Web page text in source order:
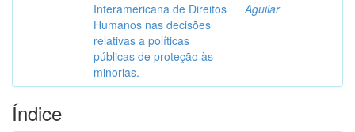
Interamericana de Direitos
Humanos nas decisões
relativas a políticas
públicas de proteção às
minorias.
Aguilar
Índice